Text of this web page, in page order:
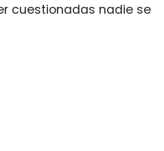
cuestionadas nadie se